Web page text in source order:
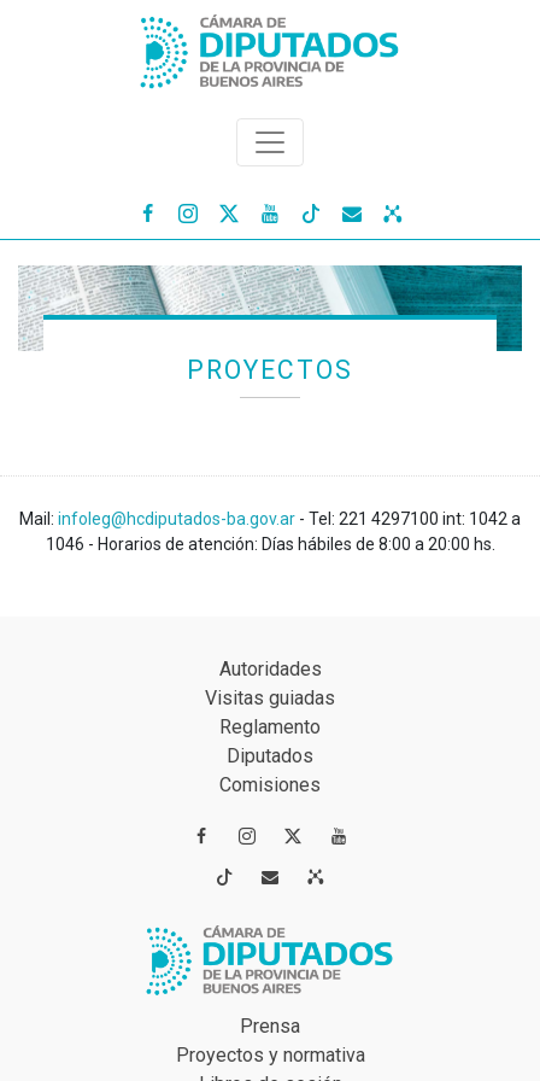
   
PROYECTOS
Mail: infoleg@hcdiputados-ba.gov.ar - Tel: 221 4297100 int: 1042 a
1046 - Horarios de atención: Días hábiles de 8:00 a 20:00 hs.
Autoridades
Visitas guiadas
Reglamento
Diputados
Comisiones
 
 
Prensa
Proyectos y normativa